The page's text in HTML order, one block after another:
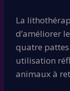
La
d’améliorer
quatre
utilisation
animaux à